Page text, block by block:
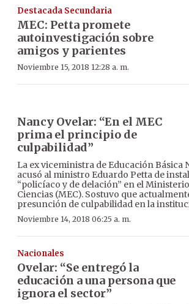
Destacada Secundaria
MEC: Petta promete
autoinvestigación sobre
amigos y parientes
Noviembre 15, 2018 12:28 a. m.
Nancy Ovelar: “En el MEC
prima el principio de
culpabilidad”
La ex viceministra de Educación Básica
acusó al ministro Eduardo Petta de
“policíaco y de delación” en el
Ciencias (MEC). Sostuvo que
presunción de culpabilidad en la
Noviembre 14, 2018 06:25 a. m.
Nacionales
Ovelar: “Se entregó la
educación a una persona que
ignora el sector”